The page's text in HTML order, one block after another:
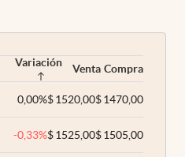
Variación Venta Compra
0,00%$1520,00$1470,00
-0,33%$1525,00$1505,00